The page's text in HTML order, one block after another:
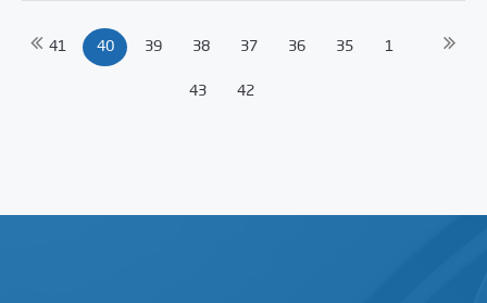
1
35
36
37
38
39
40
41
42
43